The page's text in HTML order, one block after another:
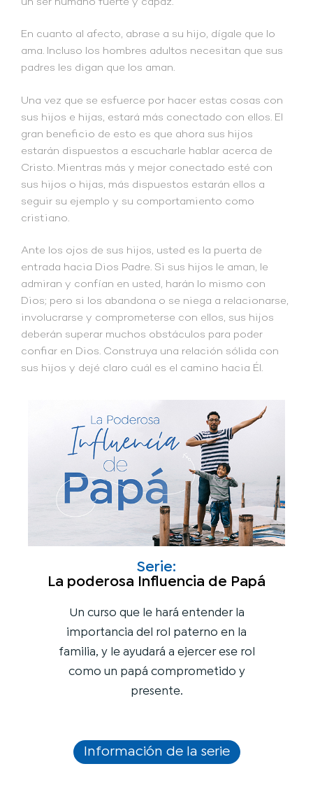
En cuanto al afecto, abrase a su hijo, dígale que lo
ama. Incluso los hombres adultos necesitan que sus
padres les digan que los aman.
Una vez que se esfuerce por hacer estas cosas con
sus hijos e hijas, estará más conectado con ellos. El
gran beneficio de esto es que ahora sus hijos
estarán dispuestos a escucharle hablar acerca de
Cristo. Mientras más y mejor conectado esté con
sus hijos o hijas, más dispuestos estarán ellos a
seguir su ejemplo y su comportamiento como
cristiano.
Ante los ojos de sus hijos, usted es la puerta de
entrada hacia Dios Padre. Si sus hijos le aman, le
admiran y confían en usted, harán lo mismo con
Dios; pero si los abandona o se niega a relacionarse,
involucrarse y comprometerse con ellos, sus hijos
deberán superar muchos obstáculos para poder
confiar en Dios. Construya una relación sólida con
sus hijos y dejé claro cuál es el camino hacia Él.
Serie:
La poderosa Influencia de Papá
Un curso que le hará entender la
importancia del rol paterno en la
familia, y le ayudará a ejercer ese rol
como un papá comprometido y
presente.
Información de la serie